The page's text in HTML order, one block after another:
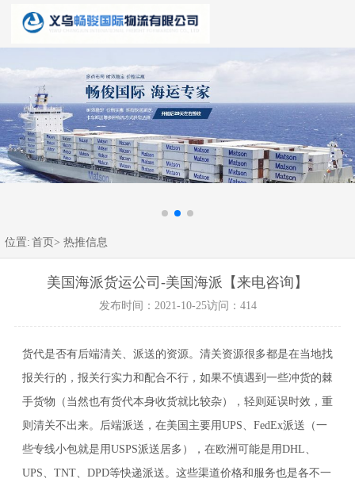
位置: 首页> 热推信息
美国海派货运公司-美国海派【来电咨询】
发布时间：2021-10-25访问：414
货代是否有后端清关、派送的资源。清关资源很多都是在当地找
报关行的，报关行实力和配合不行，如果不慎遇到一些冲货的棘
手货物（当然也有货代本身收货就比较杂），轻则延误时效，重
则清关不出来。后端派送，在美国主要用UPS、FedEx派送（一
些专线小包就是用USPS派送居多），在欧洲可能是用DHL、
UPS、TNT、DPD等快递派送。这些渠道价格和服务也是各不一